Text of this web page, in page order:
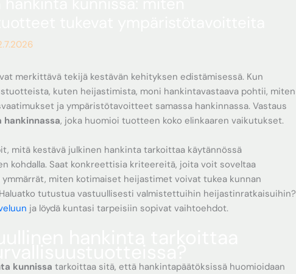
merkittävä tekijä kestävän kehityksen edistämisessä. Kun
kuten heijastimista, moni hankintavastaava pohtii, miten
ja ympäristötavoitteet samassa hankinnassa. Vastaus
hankinnassa, joka huomioi tuotteen koko elinkaaren vaikutukset.
mitä kestävä julkinen hankinta tarkoittaa käytännössä
kohdalla. Saat konkreettisia kriteereitä, joita voit soveltaa
miten kotimaiset heijastimet voivat tukea kunnan
tutustua vastuullisesti valmistettuihin heijastinratkaisuihin?
ja löydä kuntasi tarpeisiin sopivat vaihtoehdot.
kunnissa tarkoittaa sitä, että hankintapäätöksissä huomioidaan